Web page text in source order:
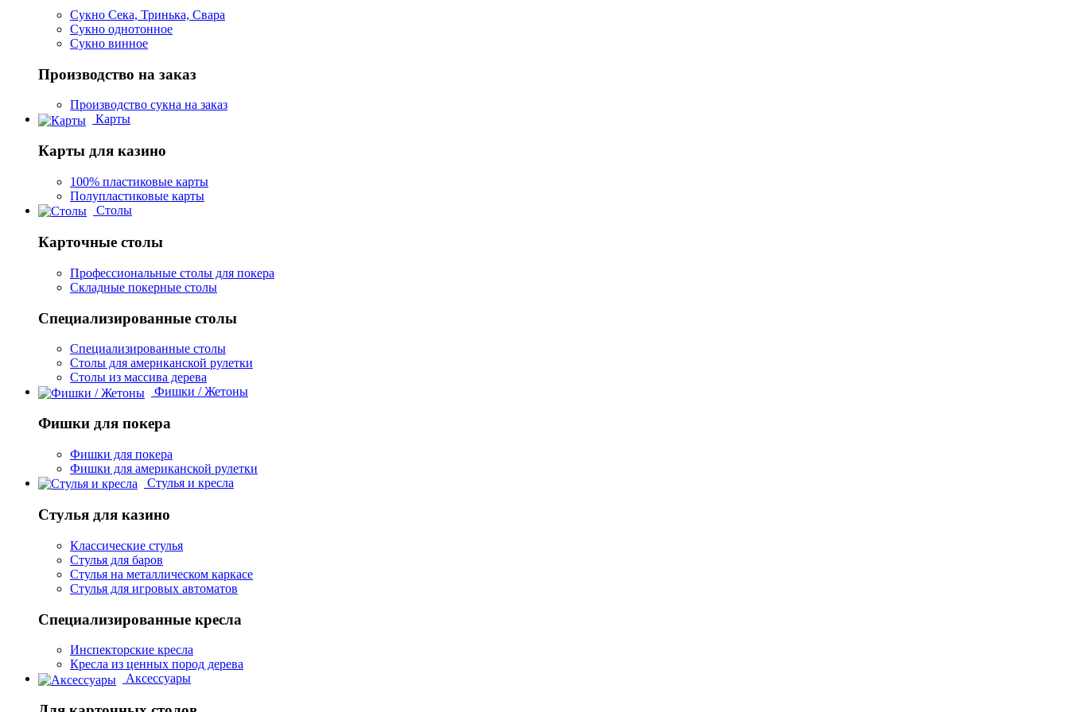
Сукно Сека, Тринька, Свара
Сукно однотонное
Сукно винное
Производство на заказ
Производство сукна на заказ
Карты
Карты для казино
100% пластиковые карты
Полупластиковые карты
Столы
Карточные столы
Профессиональные столы для покера
Складные покерные столы
Специализированные столы
Специализированные столы
Столы для американской рулетки
Столы из массива дерева
Фишки / Жетоны
Фишки для покера
Фишки для покера
Фишки для американской рулетки
Стулья и кресла
Стулья для казино
Классические стулья
Стулья для баров
Стулья на металлическом каркасе
Стулья для игровых автоматов
Специализированные кресла
Инспекторские кресла
Кресла из ценных пород дерева
Аксессуары